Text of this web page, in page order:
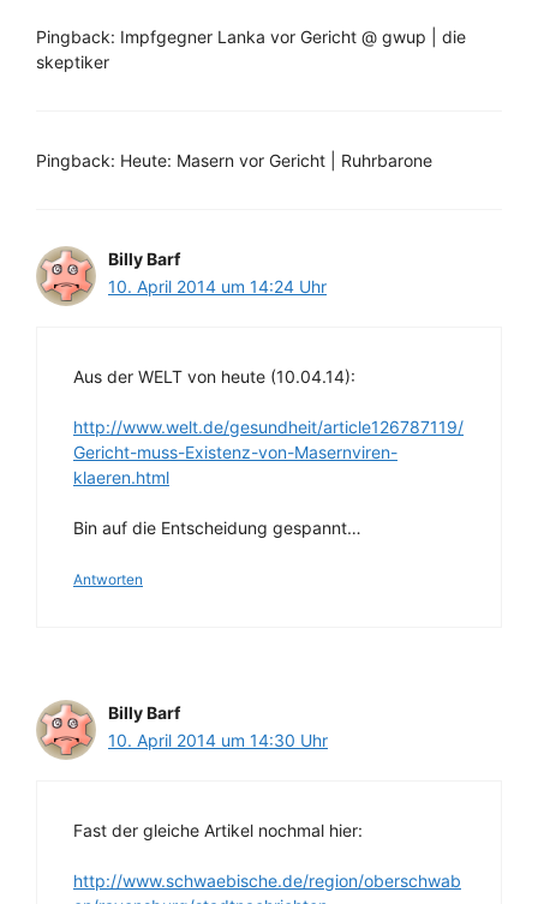
Pingback: Impfgegner Lanka vor Gericht @ gwup | die
skeptiker
Pingback: Heute: Masern vor Gericht | Ruhrbarone
Billy Barf
10. April 2014 um 14:24 Uhr
Aus der WELT von heute (10.04.14):
http://www.welt.de/gesundheit/article126787119/
Gericht-muss-Existenz-von-Masernviren-
klaeren.html
Bin auf die Entscheidung gespannt…
Antworten
Billy Barf
10. April 2014 um 14:30 Uhr
Fast der gleiche Artikel nochmal hier:
http://www.schwaebische.de/region/oberschwab